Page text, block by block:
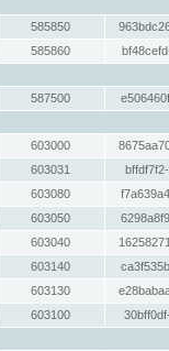
585850
585860
587500
603000
603031
603080
603050
603040
603140
603130
603100